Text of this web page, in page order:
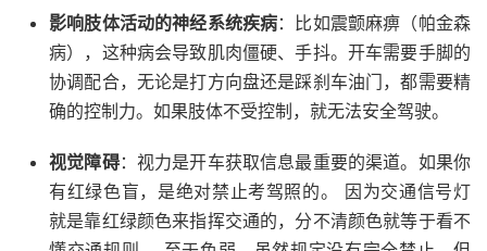
影响肢体活动的神经系统疾病：比如震颤麻痹（帕金森
病），这种病会导致肌肉僵硬、手抖。开车需要手脚的
协调配合，无论是打方向盘还是踩刹车油门，都需要精
确的控制力。如果肢体不受控制，就无法安全驾驶。
视觉障碍：视力是开车获取信息最重要的渠道。如果你
有红绿色盲，是绝对禁止考驾照的。 因为交通信号灯
就是靠红绿颜色来指挥交通的，分不清颜色就等于看不